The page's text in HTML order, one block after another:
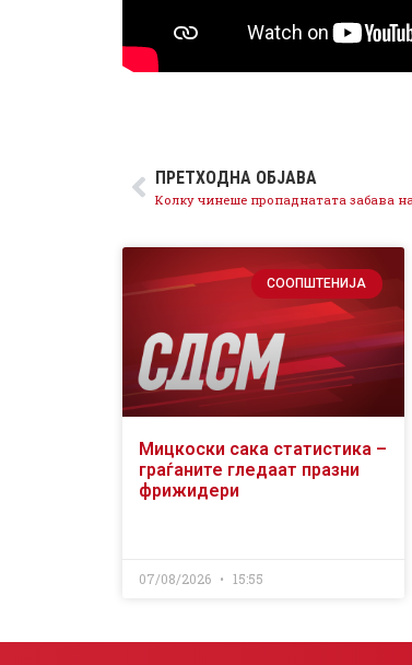
ПРЕТХОДНА ОБЈАВА
СООПШТЕНИЈА
Мицкоски сака статистика –
граѓаните гледаат празни
фрижидери
07/08/2026 15:55